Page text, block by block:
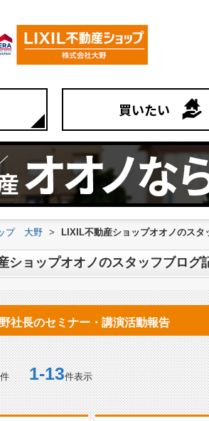
買いたい
プ 大野 > LIXIL不動産ショップオオノのス
ショップオオノのスタッフブロ
社長のセミナー・講演活動報告
件1-13件表示